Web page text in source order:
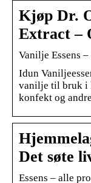
Kjøp Dr.
Extract –
Vanilje Essens
Idun
vanilje til bruk i
konfekt og
Det søte
Essens – alle